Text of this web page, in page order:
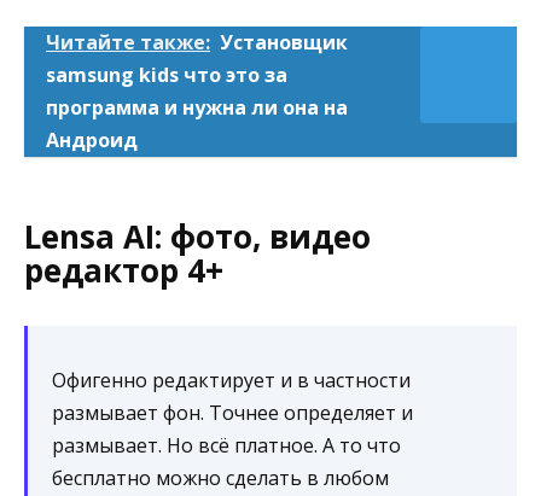
Читайте также: Установщик
samsung kids что это за
программа и нужна ли она на
Андроид
Lensa AI: фото, видео
редакто‪р‬ 4+
Офигенно редактирует и в частности
размывает фон. Точнее определяет и
размывает. Но всё платное. А то что
бесплатно можно сделать в любом